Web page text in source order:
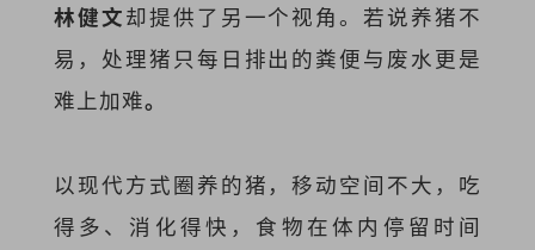
林健文却提供了另一个视角。若说养猪不
易，处理猪只每日排出的粪便与废水更是
难上加难。
以现代方式圈养的猪，移动空间不大，吃
得多、消化得快，食物在体内停留时间